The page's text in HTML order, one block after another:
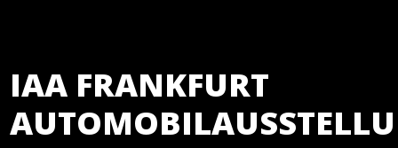
IAA FRANKFURT